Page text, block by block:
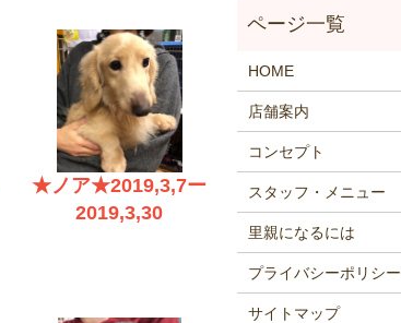
★ノア★2019,3,7ー
2019,3,30
HOME
店舗案内
コンセプト
スタッフ・メニュー
里親になるには
プライバシーポリシー
サイトマップ